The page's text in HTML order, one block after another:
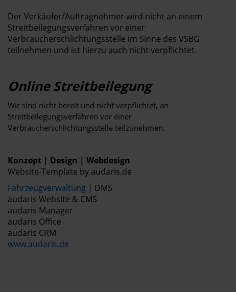
Der Verkäufer/Auftragnehmer wird nicht an einem
Streitbeilegungsverfahren vor einer
Verbraucherschlichtungsstelle im Sinne des VSBG
teilnehmen und ist hierzu auch nicht verpflichtet.
Online Streitbeilegung
Wir sind nicht bereit und nicht verpflichtet, an
Streitbeilegungsverfahren vor einer
Verbraucherschlichtungsstelle teilzunehmen.
Konzept | Design | Webdesign
Website-Template by audaris.de
Fahrzeugverwaltung | DMS
audaris Website & CMS
audaris Manager
audaris Office
audaris CRM
www.audaris.de